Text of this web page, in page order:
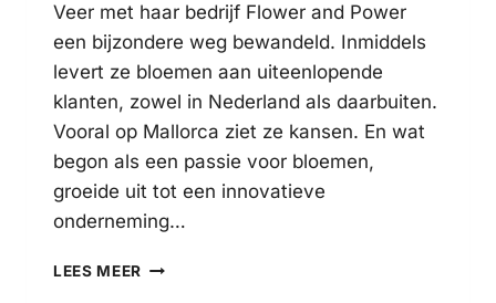
Veer met haar bedrijf Flower and Power
een bijzondere weg bewandeld. Inmiddels
levert ze bloemen aan uiteenlopende
klanten, zowel in Nederland als daarbuiten.
Vooral op Mallorca ziet ze kansen. En wat
begon als een passie voor bloemen,
groeide uit tot een innovatieve
onderneming…
LEES MEER FEMALE